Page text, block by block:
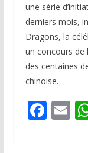
une série
derniers mois,
Dragons, la
un concours de
des centaines
chinoise.
F E